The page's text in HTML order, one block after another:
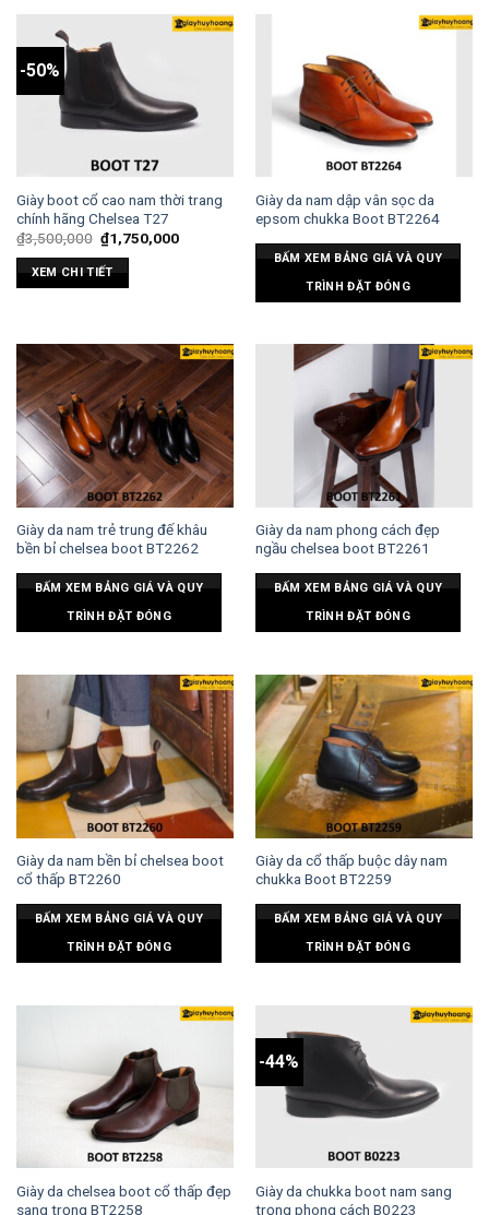
-50%
Giày boot cổ cao nam thời trang
chính hãng Chelsea T27
₫3,500,000 ₫1,750,000
XEM CHI TIẾT
Giày da nam dập vân sọc da
epsom chukka Boot BT2264
BẤM XEM BẢNG GIÁ VÀ QUY
TRÌNH ĐẶT ĐÓNG
Giày da nam trẻ trung đế khâu
bền bỉ chelsea boot BT2262
BẤM XEM BẢNG GIÁ VÀ QUY
TRÌNH ĐẶT ĐÓNG
Giày da nam phong cách đẹp
ngầu chelsea boot BT2261
BẤM XEM BẢNG GIÁ VÀ QUY
TRÌNH ĐẶT ĐÓNG
Giày da nam bền bỉ chelsea boot
cổ thấp BT2260
BẤM XEM BẢNG GIÁ VÀ QUY
TRÌNH ĐẶT ĐÓNG
Giày da cổ thấp buộc dây nam
chukka Boot BT2259
BẤM XEM BẢNG GIÁ VÀ QUY
TRÌNH ĐẶT ĐÓNG
Giày da chelsea boot cổ thấp đẹp
sang trọng BT2258
-44%
Giày da chukka boot nam sang
trọng phong cách B0223